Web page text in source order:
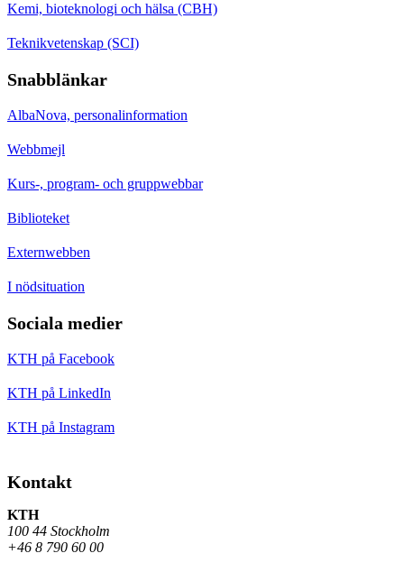
Kemi, bioteknologi och hälsa (CBH)
Teknikvetenskap (SCI)
Snabblänkar
AlbaNova, personalinformation
Webbmejl
Kurs-, program- och gruppwebbar
Biblioteket
Externwebben
I nödsituation
Sociala medier
KTH på Facebook
KTH på LinkedIn
KTH på Instagram
Kontakt
KTH
100 44 Stockholm
+46 8 790 60 00